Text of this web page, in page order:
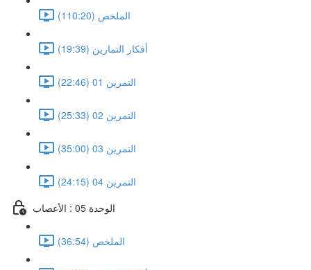
الملخص (110:20)
أفكار التمارين (19:39)
التمرين 01 (22:46)
التمرين 02 (25:33)
التمرين 03 (35:00)
التمرين 04 (24:15)
الوحدة 05 : الأعصاب
الملخص (36:54)